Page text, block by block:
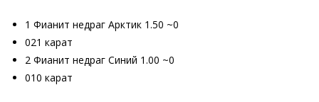
1 Фианит недраг Арктик 1.50 ~0
021 карат
2 Фианит недраг Синий 1.00 ~0
010 карат